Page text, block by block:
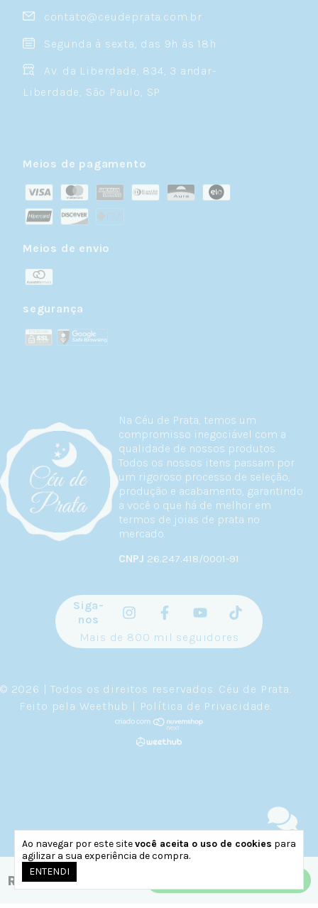
Ao navegar por este sitevocê aceita o uso de cookies para
agilizar a sua experiência de compra.
ENTENDI
R$159,90
Na Céu de Prata, temos um
compromisso inegociável com a
qualidade de nossos produtos.
Todos os nossos itens passam por
um rigoroso processo de seleção,
produção e acabamento, garantindo
a você o que há de melhor em
termos de joias de prata no
mercado.
CNPJ 26.247.418/0001-91
contato@ceudeprata.com.br
Segunda à sexta, das 9h às 18h
Av. da Liberdade, 834, 3 andar-
Liberdade, São Paulo, SP
Meios de pagamento
Meios de envio
segurança
Siga-
nos
Mais de 800 mil seguidores
© 2026 | Todos os direitos reservados. Céu de Prata
Feito pela Weethub | Política de Privacidade